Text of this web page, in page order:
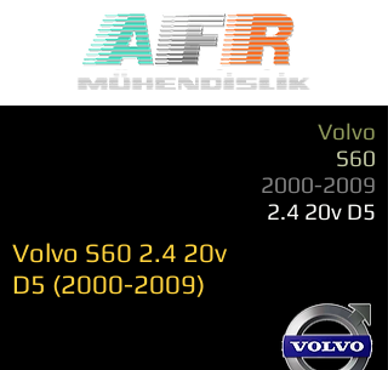
Volvo
S60
2000-2009
2.4 20v D5
Volvo S60 2.4 20v
D5 (2000-2009)